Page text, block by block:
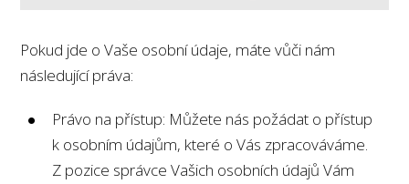
Pokud jde o Vaše osobní údaje, máte vůči nám
následující práva:
Právo na přístup: Můžete nás požádat o přístup
k osobním údajům, které o Vás zpracováváme.
Z pozice správce Vašich osobních údajů Vám